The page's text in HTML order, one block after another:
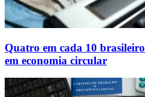
Quatro em cada 10
em economia circular